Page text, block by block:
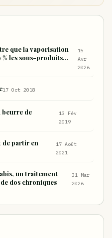
que la vaporisation
% les sous-produits
15
Avr
2026
17 Oct 2018
beurre de
13 Fév
2019
de partir en
17 Août
2021
un traitement
dos chroniques
31 Mar
2026